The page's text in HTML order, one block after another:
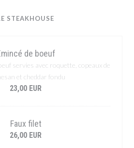
STEAKHOUSE
de boeuf
servies avec roquette, copeaux de
et cheddar fondu
23,00 EUR
Faux filet
26,00 EUR